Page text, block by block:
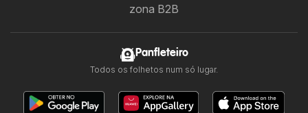
zona B2B
Panfleteiro
Todos os folhetos num só lugar.